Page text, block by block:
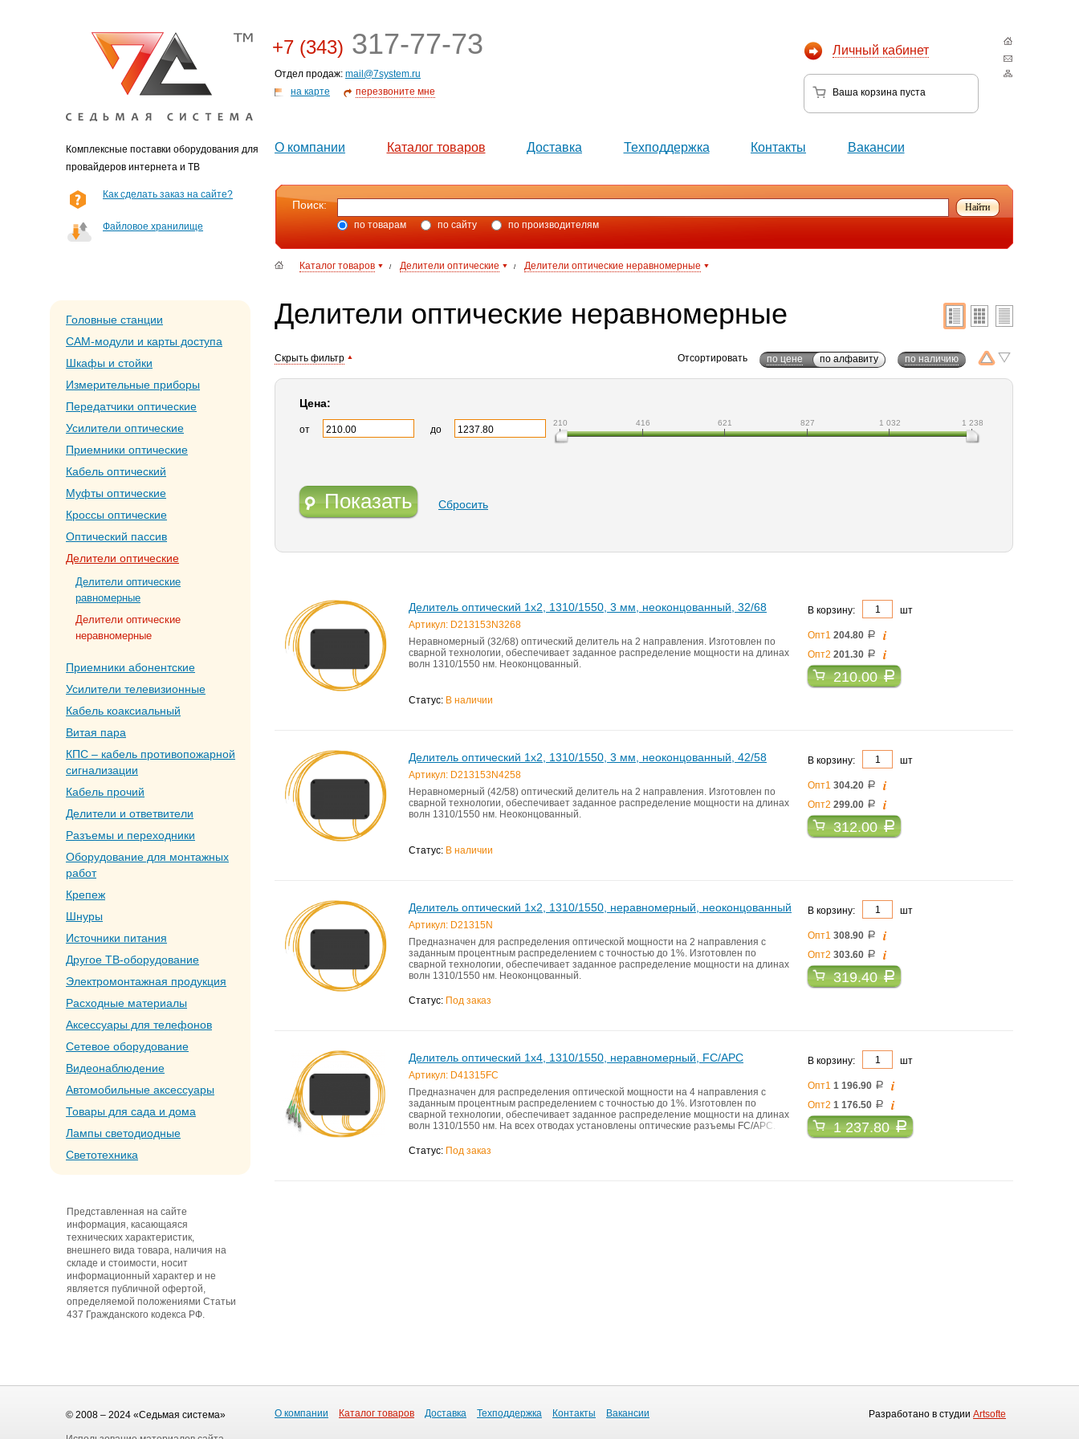
Комплексные поставки оборудования для
провайдеров интернета и ТВ
Личный кабинет
Ваша корзина пуста
+7 (343) 317-77-73
Отдел продаж: mail@7system.ru
на карте
перезвоните мне
О компании Каталог товаров Доставка Техподдержка Контакты Вакансии
Как сделать заказ на сайте?
Файловое хранилище
Поиск:
по товарам по сайту по производителям
Каталог товаров / Делители оптические / Делители оптические неравномерные
Головные станции
CAM-модули и карты доступа
Шкафы и стойки
Измерительные приборы
Передатчики оптические
Усилители оптические
Приемники оптические
Кабель оптический
Муфты оптические
Кроссы оптические
Оптический пассив
Делители оптические
Делители оптические
равномерные
Делители оптические
неравномерные
Приемники абонентские
Усилители телевизионные
Кабель коаксиальный
Витая пара
КПС – кабель противопожарной
сигнализации
Кабель прочий
Делители и ответвители
Разъемы и переходники
Оборудование для монтажных
работ
Крепеж
Шнуры
Источники питания
Другое ТВ-оборудование
Электромонтажная продукция
Расходные материалы
Аксессуары для телефонов
Сетевое оборудование
Видеонаблюдение
Автомобильные аксессуары
Товары для сада и дома
Лампы светодиодные
Светотехника
Представленная на сайте
информация, касающаяся
технических характеристик,
внешнего вида товара, наличия на
складе и стоимости, носит
информационный характер и не
является публичной офертой,
определяемой положениями Статьи
437 Гражданского кодекса РФ.
Делители оптические неравномерные
Отсортировать по цене по алфавиту по наличию
Скрыть фильтр
Цена:
от до
210 416 621 827 1 032 1 238
Показать Сбросить
Делитель оптический 1x2, 1310/1550, 3 мм, неоконцованный, 32/68
Артикул: D213153N3268
Неравномерный (32/68) оптический делитель на 2 направления. Изготовлен по
сварной технологии, обеспечивает заданное распределение мощности на длинах
волн 1310/1550 нм. Неоконцованный.
Статус: В наличии
В корзину: шт
Опт1 204.80 a i
Опт2 201.30 a i
210.00a
Делитель оптический 1x2, 1310/1550, 3 мм, неоконцованный, 42/58
Артикул: D213153N4258
Неравномерный (42/58) оптический делитель на 2 направления. Изготовлен по
сварной технологии, обеспечивает заданное распределение мощности на длинах
волн 1310/1550 нм. Неоконцованный.
Статус: В наличии
В корзину: шт
Опт1 304.20 a i
Опт2 299.00 a i
312.00a
Делитель оптический 1x2, 1310/1550, неравномерный, неоконцованный
Артикул: D21315N
Предназначен для распределения оптической мощности на 2 направления с
заданным процентным распределением с точностью до 1%. Изготовлен по
сварной технологии, обеспечивает заданное распределение мощности на длинах
волн 1310/1550 нм. Неоконцованный.
Статус: Под заказ
В корзину: шт
Опт1 308.90 a i
Опт2 303.60 a i
319.40a
Делитель оптический 1x4, 1310/1550, неравномерный, FC/APC
Артикул: D41315FC
Предназначен для распределения оптической мощности на 4 направления с
заданным процентным распределением с точностью до 1%. Изготовлен по
сварной технологии, обеспечивает заданное распределение мощности на длинах
волн 1310/1550 нм. На всех отводах установлены оптические разъемы FC/APC.
Статус: Под заказ
В корзину: шт
Опт1 1 196.90 a i
Опт2 1 176.50 a i
1 237.80a
© 2008 – 2024 «Седьмая система» Разработано в студии Artsofte
О компании Каталог товаров Доставка Техподдержка Контакты Вакансии